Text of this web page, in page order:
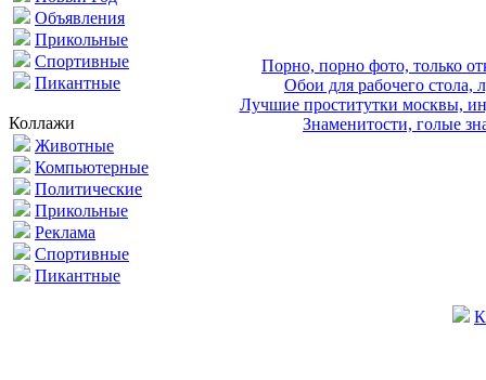
Объявления
Прикольные
Спортивные
Пикантные
Коллажи
Животные
Компьютерные
Политические
Прикольные
Реклама
Спортивные
Пикантные
Порно, порно фото, только
Обои для рабочего стола,
Лучшие проститутки москвы,
Знаменитости, голые